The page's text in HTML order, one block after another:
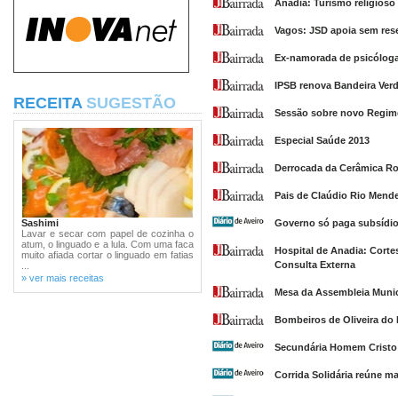
RECEITA SUGESTÃO
Sashimi
Lavar e secar com papel de cozinha o
atum, o linguado e a lula. Com uma faca
muito afiada cortar o linguado em fatias
» ver mais receitas
Anadia: Turismo religioso
Vagos: JSD apoia sem
Ex-namorada de
IPSB renova Bandeira
Sessão sobre novo
Especial Saúde 2013
Derrocada da Cerâmica
Pais de Claúdio Rio
Governo só paga
Hospital de Anadia:
Consulta Externa
Mesa da Assembleia
Bombeiros de Oliveira do
Secundária Homem
Corrida Solidária reúne